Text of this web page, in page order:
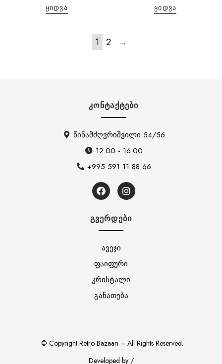
ᲧᲘᲓᲕᲐ ᲧᲘᲓᲕᲐ
1 2 →
ᲙᲝᲜᲢᲐᲥᲢᲔᲑᲘ
წინამძღვრიშვილი 54/56
12:00 - 16:00
+995 591 11 88 66
ᲒᲕᲔᲠᲓᲔᲑᲘ
ავეჯი
ფაიფური
კრისტალი
განათება
Developed by /
© Copyright Retro Bazaari – All Rights Reserved.